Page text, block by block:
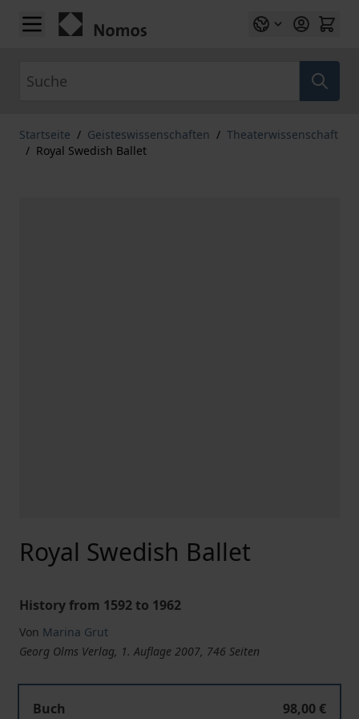
Zum Inhalt springen
Startseite / Geisteswissenschaften / Theaterwissenschaft
/ Royal Swedish Ballet
Royal Swedish Ballet
History from 1592 to 1962
Von Marina Grut
Georg Olms Verlag, 1. Auflage 2007, 746 Seiten
Buch
98,00 €